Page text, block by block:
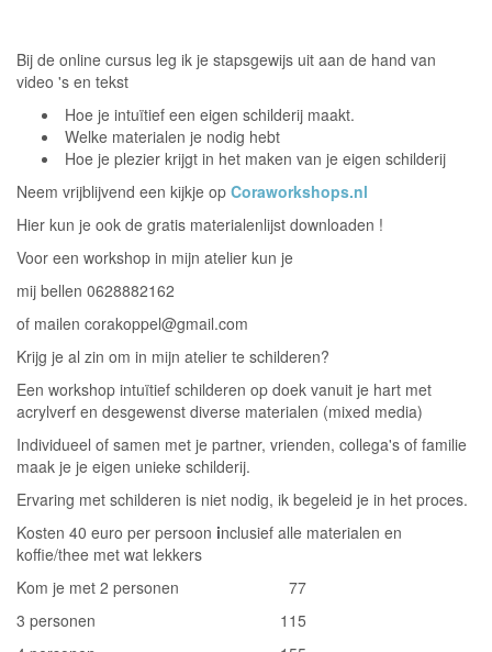
Bij de online cursus leg ik je stapsgewijs uit aan de hand van
video 's en tekst
Hoe je intuïtief een eigen schilderij maakt.
Welke materialen je nodig hebt
Hoe je plezier krijgt in het maken van je eigen schilderij
Neem vrijblijvend een kijkje op Coraworkshops.nl
Hier kun je ook de gratis materialenlijst downloaden !
Voor een workshop in mijn atelier kun je
mij bellen 0628882162
of mailen corakoppel@gmail.com
Krijg je al zin om in mijn atelier te schilderen?
Een workshop intuïtief schilderen op doek vanuit je hart met
acrylverf en desgewenst diverse materialen (mixed media)
Individueel of samen met je partner, vrienden, collega's of familie
maak je je eigen unieke schilderij.
Ervaring met schilderen is niet nodig, ik begeleid je in het proces.
Kosten 40 euro per persoon inclusief alle materialen en
koffie/thee met wat lekkers
Kom je met 2 personen 77
3 personen
115